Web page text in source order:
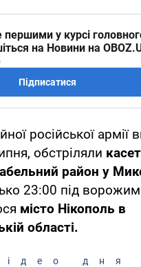
першими у курсі
на Новини на
Підписатися
російської армії
обстріляли
район у
23:00 під
місто Нікополь в
області.
дня